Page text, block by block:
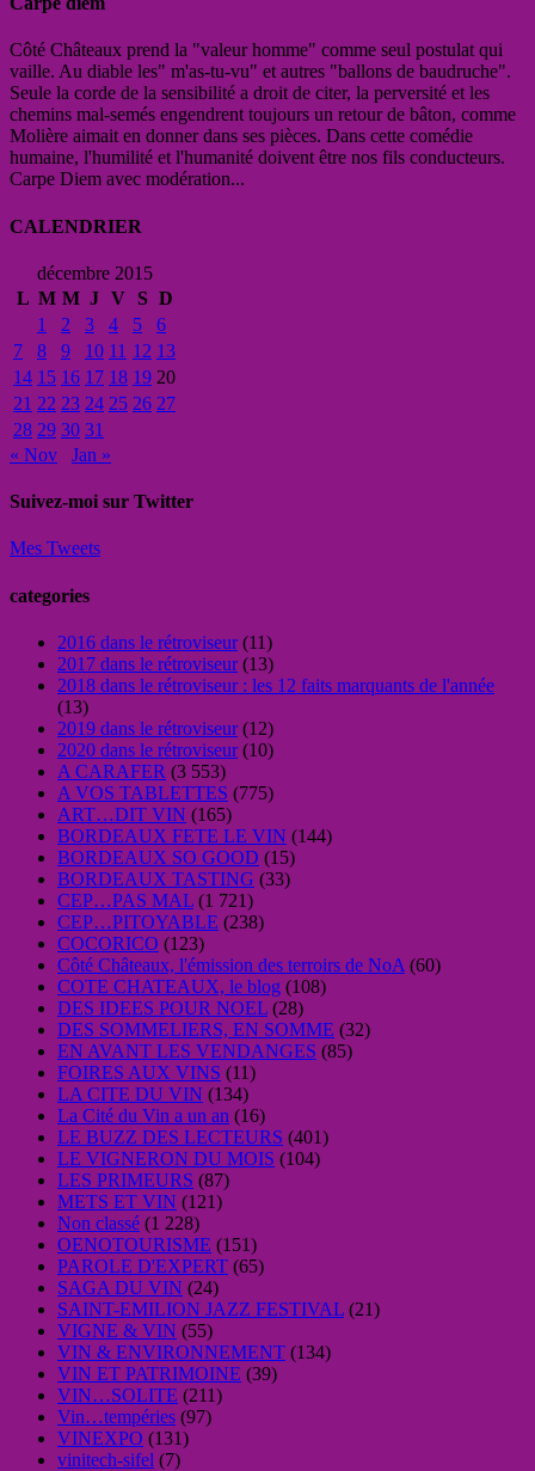
Côté Châteaux prend la "valeur homme" comme seul postulat qui
vaille. Au diable les" m'as-tu-vu" et autres "ballons de baudruche".
Seule la corde de la sensibilité a droit de citer, la perversité et les
chemins mal-semés engendrent toujours un retour de bâton, comme
Molière aimait en donner dans ses pièces. Dans cette comédie
humaine, l'humilité et l'humanité doivent être nos fils conducteurs.
Carpe Diem avec modération...
CALENDRIER
décembre 2015
L M M J V S D
1
2 3 4 5
6
7
8 9 10 11 12 13
14 15 16 17 18 19 20
21 22 23 24 25 26 27
28 29 30 31
« Nov
Jan »
Suivez-moi sur Twitter
Mes Tweets
categories
2016 dans le rétroviseur(11)
2017 dans le rétroviseur(13)
2018 dans le rétroviseur : les 12 faits marquants de l'année
(13)
2019 dans le rétroviseur(12)
2020 dans le rétroviseur(10)
A CARAFER (3 553)
A VOS TABLETTES (775)
ART…DIT VIN (165)
BORDEAUX FETE LE VIN (144)
BORDEAUX SO GOOD (15)
BORDEAUX TASTING (33)
CEP…PAS MAL (1 721)
CEP…PITOYABLE (238)
COCORICO (123)
Côté Châteaux, l'émission des terroirs de NoA (60)
COTE CHATEAUX, le blog (108)
DES IDEES POUR NOEL (28)
DES SOMMELIERS, EN SOMME (32)
EN AVANT LES VENDANGES (85)
FOIRES AUX VINS (11)
LA CITE DU VIN (134)
La Cité du Vin a un an (16)
LE BUZZ DES LECTEURS (401)
LE VIGNERON DU MOIS (104)
LES PRIMEURS (87)
METS ET VIN (121)
Non classé (1 228)
OENOTOURISME (151)
PAROLE D'EXPERT (65)
SAGA DU VIN (24)
SAINT-EMILION JAZZ FESTIVAL (21)
VIGNE & VIN (55)
VIN & ENVIRONNEMENT (134)
VIN ET PATRIMOINE (39)
VIN…SOLITE (211)
Vin…tempéries (97)
VINEXPO (131)
vinitech-sifel (7)